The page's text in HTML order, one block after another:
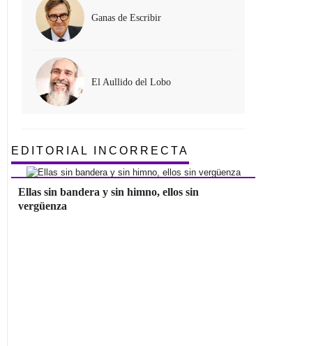
Ganas de Escribir
El Aullido del Lobo
EDITORIAL INCORRECTA
Ellas sin bandera y sin himno, ellos sin
vergüenza